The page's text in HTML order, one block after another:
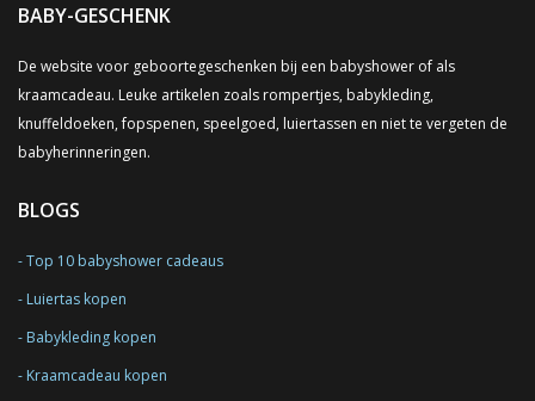
BABY-GESCHENK
De website voor geboortegeschenken bij een babyshower of als
kraamcadeau. Leuke artikelen zoals rompertjes, babykleding,
knuffeldoeken, fopspenen, speelgoed, luiertassen en niet te vergeten de
babyherinneringen.
BLOGS
Top 10 babyshower cadeaus
Luiertas kopen
Babykleding kopen
Kraamcadeau kopen